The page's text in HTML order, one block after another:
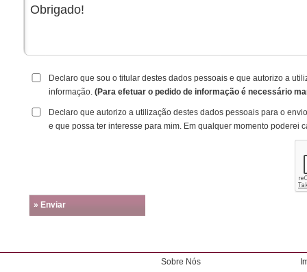
Declaro que sou o titular destes dados pessoais e que autorizo a
informação. (Para efetuar o pedido de informação é necessário
Declaro que autorizo a utilização destes dados pessoais para o
e que possa ter interesse para mim. Em qualquer momento poderei
» Enviar
Sobre Nós